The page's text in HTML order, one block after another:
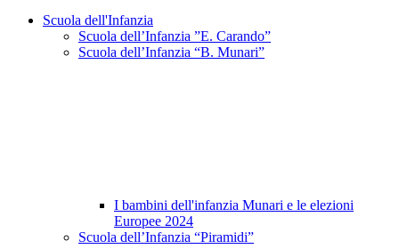
Scuola dell'Infanzia
Scuola dell’Infanzia ”E. Carando”
Scuola dell’Infanzia “B. Munari”
I bambini dell'infanzia Munari e le elezioni
Europee 2024
Scuola dell’Infanzia “Piramidi”